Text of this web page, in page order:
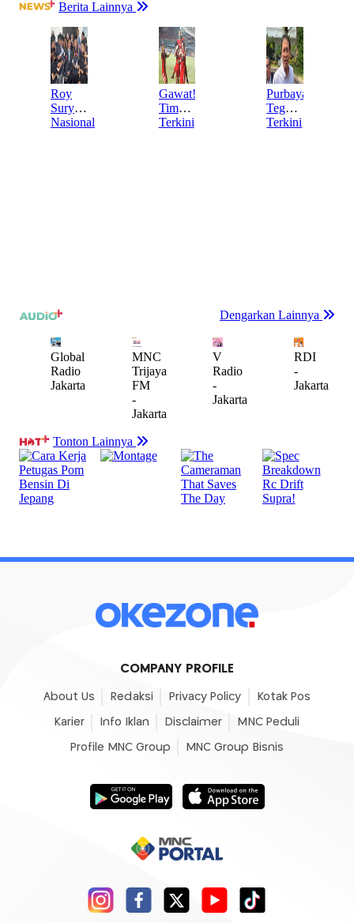
COMPANY PROFILE
About Us Redaksi Privacy Policy Kotak Pos
Karier Info Iklan Disclaimer MNC Peduli
Profile MNC Group MNC Group Bisnis